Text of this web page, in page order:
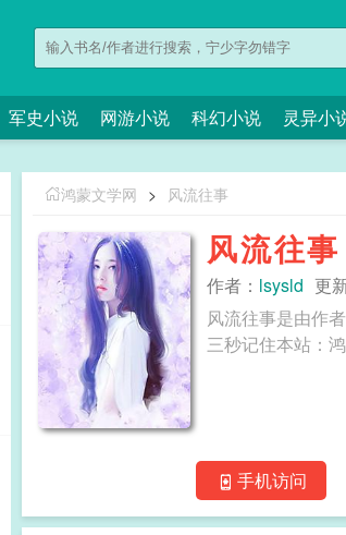
军史小说 网游小说 科幻小说 灵异小
鸿蒙文学网 > 风流往事
风流往事
作者： lsysld 更
风流往事是由作
手机访问